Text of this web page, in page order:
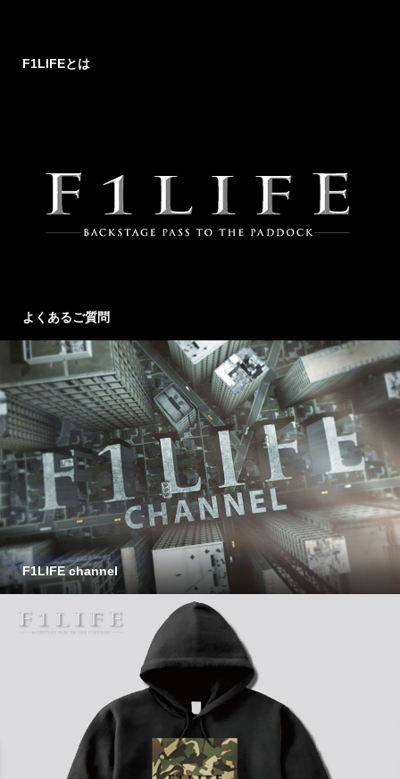
F1LIFEとは
よくあるご質問
F1LIFE channel